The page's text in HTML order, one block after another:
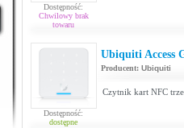
Dostępność:
Chwilowy brak
towaru
Dostępność:
dostępne
Ubiquiti Access
Producent: Ubiquiti
Czytnik kart NFC